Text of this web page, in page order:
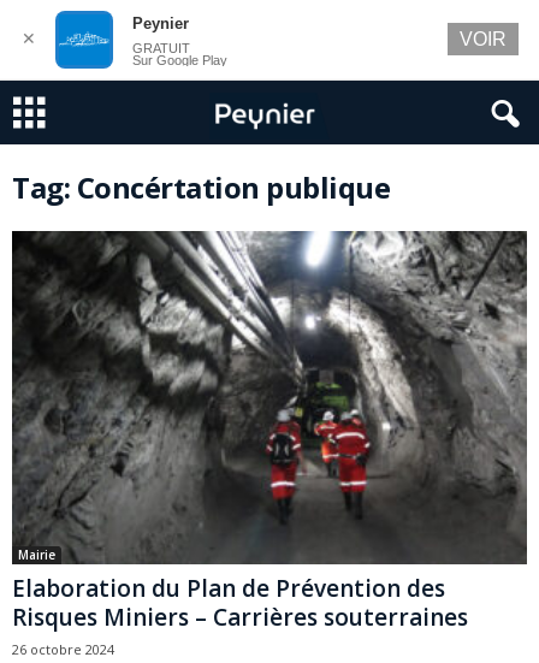
Tag: Concértation publique
Mairie
Elaboration du Plan de Prévention des
Risques Miniers – Carrières souterraines
26 octobre 2024
✕
Peynier
GRATUIT
Sur Google Play
VOIR